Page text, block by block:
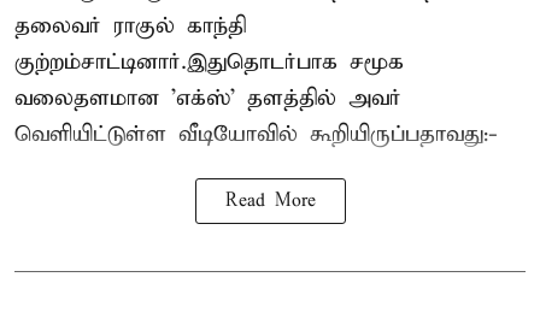
தலைவர் ராகுல் காந்தி
குற்றம்சாட்டினார்.இதுதொடர்பாக சமூக
வலைதளமான 'எக்ஸ்' தளத்தில் அவர்
வெளியிட்டுள்ள வீடியோவில் கூறியிருப்பதாவது:-
Read More